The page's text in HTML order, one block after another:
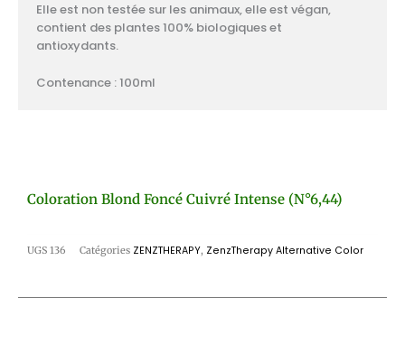
Elle est non testée sur les animaux, elle est végan,
contient des plantes 100% biologiques et
antioxydants.
Contenance : 100ml
Coloration Blond Foncé Cuivré Intense (n°6,44)
UGS 136 Catégories ZENZTHERAPY, ZenzTherapy Alternative Color